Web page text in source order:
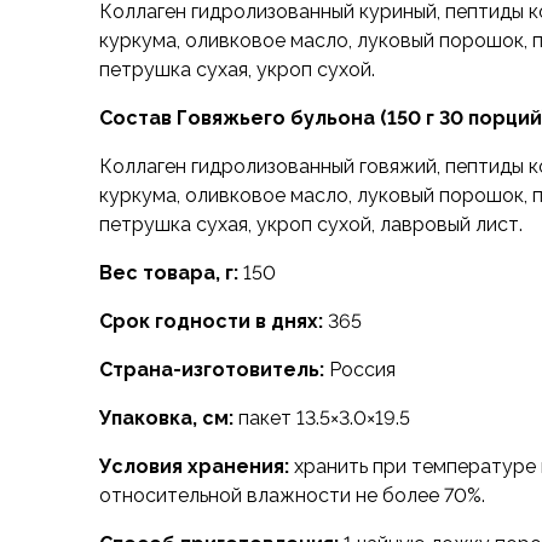
Нижнее белье
Обувь
Ботинки
Неутепленные
Полуботинки
Кроссовки
Трейловые кроссовки
Кроссовки треккинговые
Зимние
Демисезонные
Вкладыши
Сандалии
В бульоне практически нет углеводов,
способствует быстрому насыщению и
сытости, при этом также подходит для
Ароматный, лёгкий, с насыщенным вкусом
самостоятельным блюдом, так и прекрасной
или дополнением к другим продуктам.
приправами, хлебными гренками или как
Используйте порошок не только при
Коллаген гидролизованный куриный, пептиды
куркума, оливковое масло, луковый порошок,
петрушка сухая, укроп сухой.
Состав Говяжьего бульона (150 г 30
Коллаген гидролизованный говяжий, пептиды
куркума, оливковое масло, луковый порошок,
петрушка сухая, укроп сухой, лавровый лист.
Вес товара, г: 150
Срок годности в днях: 365
Страна-изготовитель: Россия
Упаковка, см: пакет 13.5×3.0×19.5
Условия хранения: хранить при температуре
относительной влажности не более 70%.